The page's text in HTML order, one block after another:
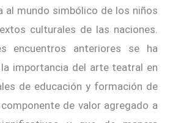
al mundo simbólico de los niños
culturales de las naciones.
encuentros anteriores se ha
importancia del arte teatral en
de educación y formación de
de valor agregado a